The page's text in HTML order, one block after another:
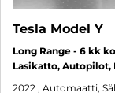
Tesla Model Y
Long Range - 6 kk
Lasikatto, Autopilot,
2022 , Automaatti,